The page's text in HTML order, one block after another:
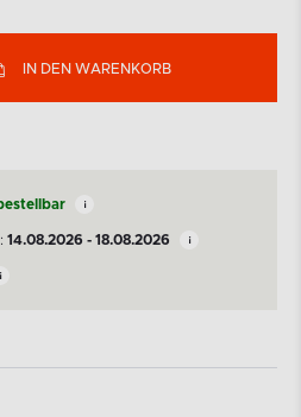
IN DEN WARENKORB
14.08.2026 - 18.08.2026